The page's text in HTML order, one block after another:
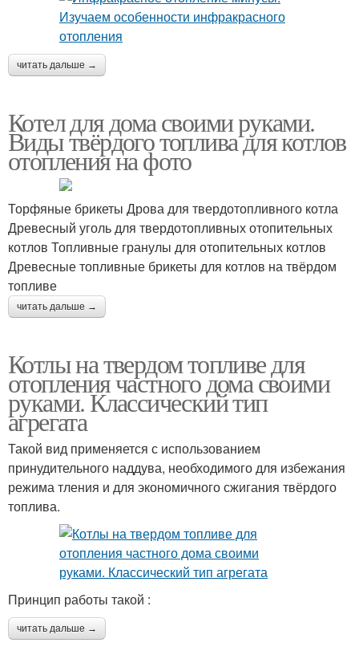
читать дальше →
Котел для дома своими руками.
Виды твёрдого топлива для котлов
отопления на фото
Торфяные брикеты Дрова для твердотопливного котла
Древесный уголь для твердотопливных отопительных
котлов Топливные гранулы для отопительных котлов
Древесные топливные брикеты для котлов на твёрдом
топливе
читать дальше →
Котлы на твердом топливе для
отопления частного дома своими
руками. Классический тип
агрегата
Такой вид применяется с использованием
принудительного наддува, необходимого для избежания
режима тления и для экономичного сжигания твёрдого
топлива.
Принцип работы такой :
читать дальше →